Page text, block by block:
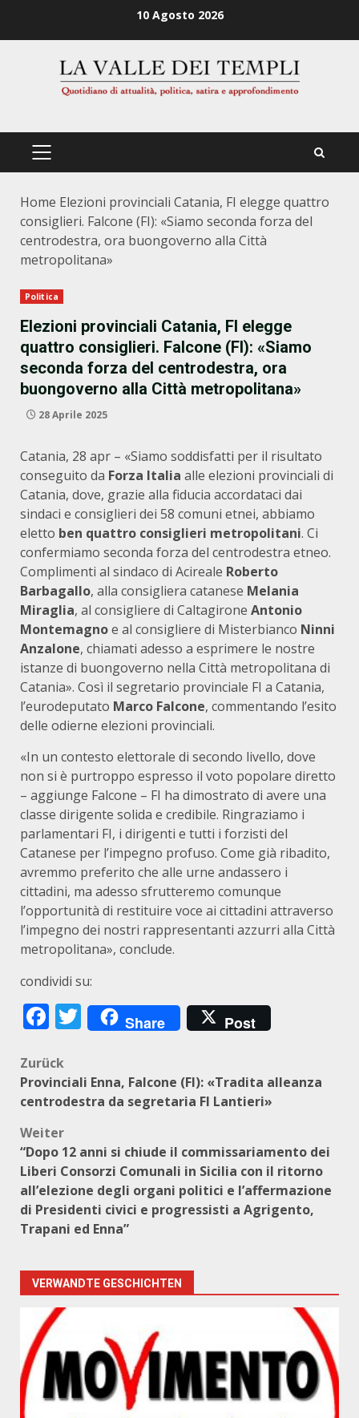
10 Agosto 2026
PRIMÄRES
Home Elezioni provinciali Catania, FI elegge quattro
consiglieri. Falcone (FI): «Siamo seconda forza del
centrodestra, ora buongoverno alla Città
metropolitana»
Politica
Elezioni provinciali Catania, FI elegge
quattro consiglieri. Falcone (FI): «Siamo
seconda forza del centrodestra, ora
buongoverno alla Città metropolitana»
28 Aprile 2025
Catania, 28 apr – «Siamo soddisfatti per il risultato
conseguito da Forza Italia alle elezioni provinciali di
Catania, dove, grazie alla fiducia accordataci dai
sindaci e consiglieri dei 58 comuni etnei, abbiamo
eletto ben quattro consiglieri metropolitani. Ci
confermiamo seconda forza del centrodestra etneo.
Complimenti al sindaco di Acireale Roberto
Barbagallo, alla consigliera catanese Melania
Miraglia, al consigliere di Caltagirone Antonio
Montemagnoe al consigliere di Misterbianco Ninni
Anzalone, chiamati adesso a esprimere le nostre
istanze di buongoverno nella Città metropolitana di
Catania». Così il segretario provinciale FI a Catania,
l’eurodeputato Marco Falcone, commentando l’esito
delle odierne elezioni provinciali.
«In un contesto elettorale di secondo livello, dove
non si è purtroppo espresso il voto popolare diretto
– aggiunge Falcone – FI ha dimostrato di avere una
classe dirigente solida e credibile. Ringraziamo i
parlamentari FI, i dirigenti e tutti i forzisti del
Catanese per l’impegno profuso. Come già ribadito,
avremmo preferito che alle urne andassero i
cittadini, ma adesso sfrutteremo comunque
l’opportunità di restituire voce ai cittadini attraverso
l’impegno dei nostri rappresentanti azzurri alla Città
metropolitana», conclude.
condividi su:
Facebook
Twitter
Share Post
Beitragsnavigation
Zurück
Provinciali Enna, Falcone (FI): «Tradita alleanza
centrodestra da segretaria FI Lantieri»
Weiter
“Dopo 12 anni si chiude il commissariamento dei
Liberi Consorzi Comunali in Sicilia con il ritorno
all’elezione degli organi politici e l’affermazione
di Presidenti civici e progressisti a Agrigento,
Trapani ed Enna”
VERWANDTE GESCHICHTEN